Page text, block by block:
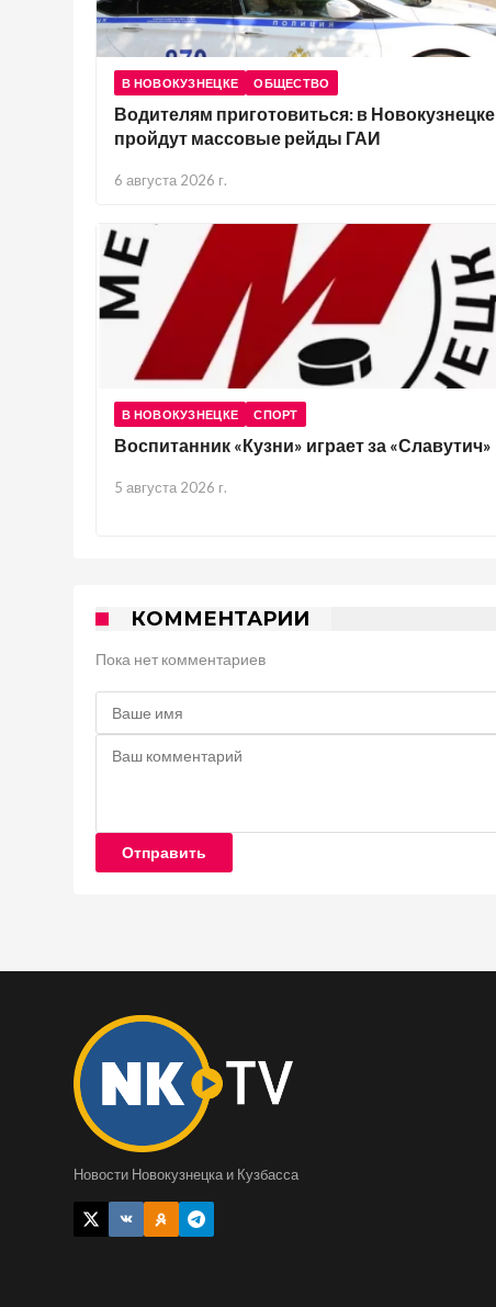
В НОВОКУЗНЕЦКЕ ОБЩЕСТВО
Водителям приготовиться: в Новокузнецке
пройдут массовые рейды ГАИ
6 августа 2026 г.
В НОВОКУЗНЕЦКЕ СПОРТ
Воспитанник «Кузни» играет за «Славутич»
5 августа 2026 г.
КОММЕНТАРИИ
Пока нет комментариев
Отправить
Новости Новокузнецка и Кузбасса